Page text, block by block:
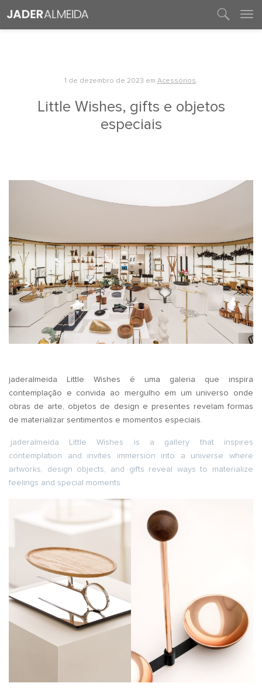
1 de dezembro de 2023 em Acessórios.
Little Wishes, gifts e objetos
especiais
jaderalmeida Little Wishes é uma galeria que inspira
contemplação e convida ao mergulho em um universo onde
obras de arte, objetos de design e presentes revelam formas
de materializar sentimentos e momentos especiais.
jaderalmeida Little Wishes is a gallery that inspires
contemplation and invites immersion into a universe where
artworks, design objects, and gifts reveal ways to materialize
feelings and special moments.